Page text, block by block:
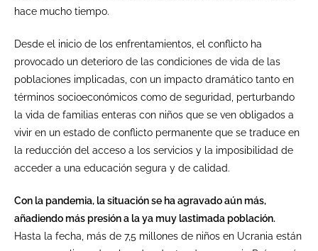
hace mucho tiempo.
Desde el inicio de los enfrentamientos, el conflicto ha
provocado un deterioro de las condiciones de vida de las
poblaciones implicadas, con un impacto dramático tanto en
términos socioeconómicos como de seguridad, perturbando
la vida de familias enteras con niños que se ven obligados a
vivir en un estado de conflicto permanente que se traduce en
la reducción del acceso a los servicios y la imposibilidad de
acceder a una educación segura y de calidad.
Con la pandemia, la situación se ha agravado aún más,
añadiendo más presión a la ya muy lastimada población.
Hasta la fecha, más de 7,5 millones de niños en Ucrania están